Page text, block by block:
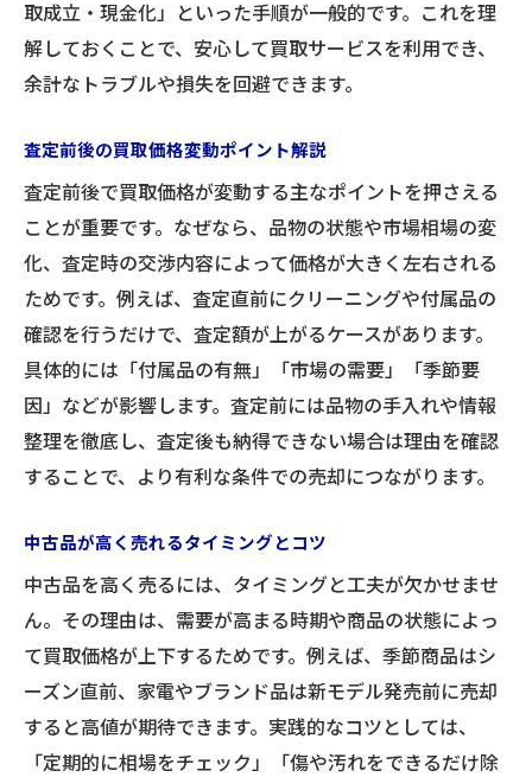
取成立・現金化」といった手順が一般的です。これを理
解しておくことで、安心して買取サービスを利用でき、
余計なトラブルや損失を回避できます。
査定前後の買取価格変動ポイント解説
査定前後で買取価格が変動する主なポイントを押さえる
ことが重要です。なぜなら、品物の状態や市場相場の変
化、査定時の交渉内容によって価格が大きく左右される
ためです。例えば、査定直前にクリーニングや付属品の
確認を行うだけで、査定額が上がるケースがあります。
具体的には「付属品の有無」「市場の需要」「季節要
因」などが影響します。査定前には品物の手入れや情報
整理を徹底し、査定後も納得できない場合は理由を確認
することで、より有利な条件での売却につながります。
中古品が高く売れるタイミングとコツ
中古品を高く売るには、タイミングと工夫が欠かせませ
ん。その理由は、需要が高まる時期や商品の状態によっ
て買取価格が上下するためです。例えば、季節商品はシ
ーズン直前、家電やブランド品は新モデル発売前に売却
すると高値が期待できます。実践的なコツとしては、
「定期的に相場をチェック」「傷や汚れをできるだけ除